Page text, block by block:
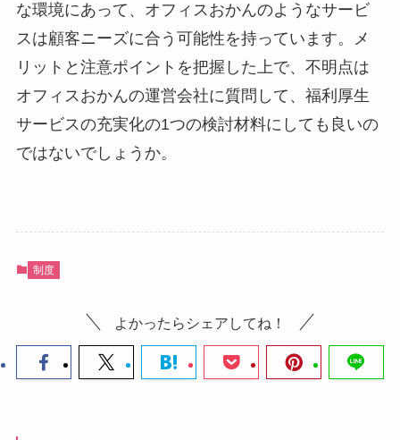
な環境にあって、オフィスおかんのようなサービ
スは顧客ニーズに合う可能性を持っています。メ
リットと注意ポイントを把握した上で、不明点は
オフィスおかんの運営会社に質問して、福利厚生
サービスの充実化の1つの検討材料にしても良いの
ではないでしょうか。
制度
よかったらシェアしてね！